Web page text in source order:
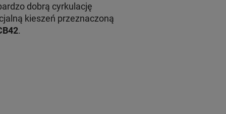
dobrą cyrkulację
kieszeń przeznaczoną
.